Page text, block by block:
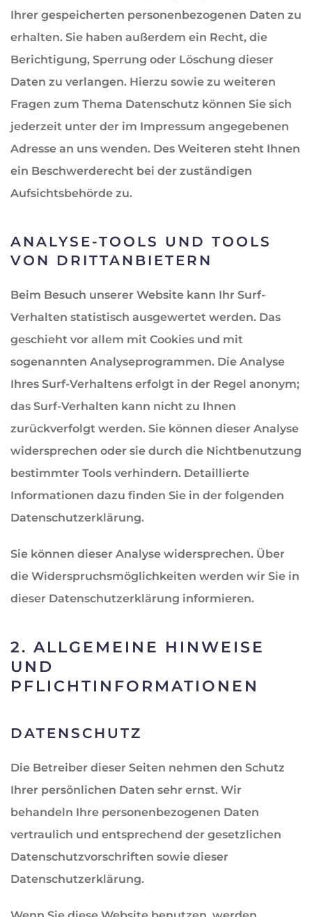
Ihrer gespeicherten personenbezogenen Daten zu
erhalten. Sie haben außerdem ein Recht, die
Berichtigung, Sperrung oder Löschung dieser
Daten zu verlangen. Hierzu sowie zu weiteren
Fragen zum Thema Datenschutz können Sie sich
jederzeit unter der im Impressum angegebenen
Adresse an uns wenden. Des Weiteren steht Ihnen
ein Beschwerderecht bei der zuständigen
Aufsichtsbehörde zu.
ANALYSE-TOOLS UND TOOLS
VON DRITTANBIETERN
Beim Besuch unserer Website kann Ihr Surf-
Verhalten statistisch ausgewertet werden. Das
geschieht vor allem mit Cookies und mit
sogenannten Analyseprogrammen. Die Analyse
Ihres Surf-Verhaltens erfolgt in der Regel anonym;
das Surf-Verhalten kann nicht zu Ihnen
zurückverfolgt werden. Sie können dieser Analyse
widersprechen oder sie durch die Nichtbenutzung
bestimmter Tools verhindern. Detaillierte
Informationen dazu finden Sie in der folgenden
Datenschutzerklärung.
Sie können dieser Analyse widersprechen. Über
die Widerspruchsmöglichkeiten werden wir Sie in
dieser Datenschutzerklärung informieren.
2. ALLGEMEINE HINWEISE
UND
PFLICHTINFORMATIONEN
DATENSCHUTZ
Die Betreiber dieser Seiten nehmen den Schutz
Ihrer persönlichen Daten sehr ernst. Wir
behandeln Ihre personenbezogenen Daten
vertraulich und entsprechend der gesetzlichen
Datenschutzvorschriften sowie dieser
Datenschutzerklärung.